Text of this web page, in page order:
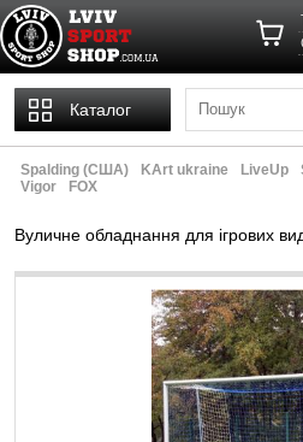
Каталог
Spalding (США) KArt ukraine LiveUp
Vigor
FOX
Вуличне обладнання для ігрових